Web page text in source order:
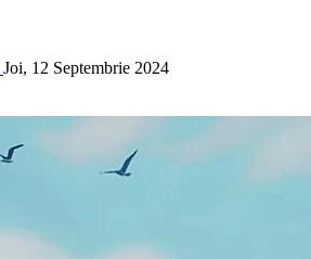
Joi, 12 Septembrie 2024